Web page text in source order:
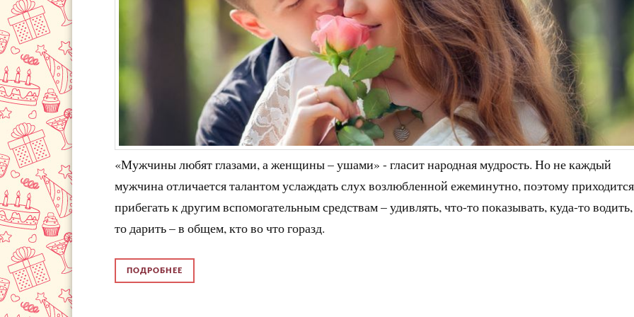
«Мужчины любят глазами, а женщины – ушами» - гласит народная мудрость. Но не каждый
мужчина отличается талантом услаждать слух возлюбленной ежеминутно, поэтому приходится
прибегать к другим вспомогательным средствам – удивлять, что-то показывать, куда-то
то дарить – в общем, кто во что горазд.
ПОДРОБНЕЕ